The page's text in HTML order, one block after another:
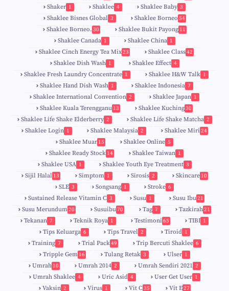
Shaker 1 Shaklee 4 Shaklee Baby 3
Shaklee Bisnes Global 3 Shaklee Borneo 54
Shaklee Borneo. 30 Shaklee Bukit Payong 11
Shaklee Canada 1 Shaklee China 1
Shaklee Cinch Energy Tea Mix23 Shaklee Class42
Shaklee Dish Wash 1 Shaklee Effect 4
Shaklee Fresh Laundry Concentrate 1 Shaklee H&W Talk 1
Shaklee Hand Dish Wash 1 Shaklee Indonesia 7
Shaklee International Convention 2 Shaklee Japan 1
Shaklee Kuala Terengganu 13
Shaklee Kuching30
Shaklee Life Shake Elderberry 2 Shaklee Life Shake Matcha 2
Shaklee Login 1 Shaklee Malaysia 2 Shaklee Miri 24
Shaklee Muar 15
8
Shaklee Online 5
Shaklee Ready Stock 14 Shaklee Taiwan 1
Shaklee USA 1 Shaklee Youth Eye Treatment 3
Sijil Halal 13 Simptom 1 Sirosis 2 Skincare 10
SLE 3 Songsang 1 Stroke 6
Sustained Release Vitamin C 3 Susu 1 Susu Ibu21
0
Susu Merundum20
Susuibu70 Tag 7 Tazkirah21
7
Tekanan 7 Teknik Roya 1 Testimoni 65
5
TIBI 1
Tips Keluarga 6 Tips Travel 2 Tiroid 1
Training 7 Trial Pack49 Trip Bercuti Shaklee 6
Tripple Gem 16 Tulang Retak 3 Ulser 1
Umrah 10 Umrah 2014 2 Umrah Sendiri 2021 2
Umrah Shaklee 4 Uric Asid 4 User Get User 1
Vaksin 2 Virus 1 Vit C 35 Vit E27